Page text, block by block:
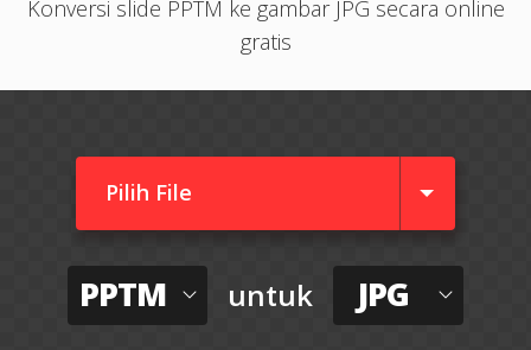
Konversi slide PPTM ke gambar JPG secara online
gratis
Pilih File
PPTM untuk JPG